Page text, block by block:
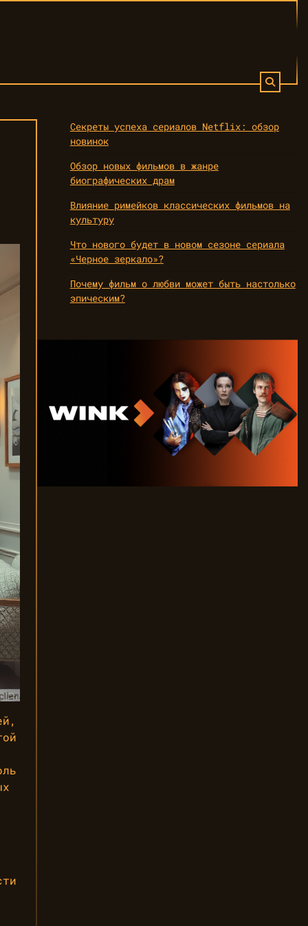
Секреты успеха сериалов Netflix: обзор
новинок
Обзор новых фильмов в жанре
биографических драм
Влияние римейков классических фильмов на
культуру
Что нового будет в новом сезоне сериала
«Черное зеркало»?
Почему фильм о любви может быть настолько
эпическим?